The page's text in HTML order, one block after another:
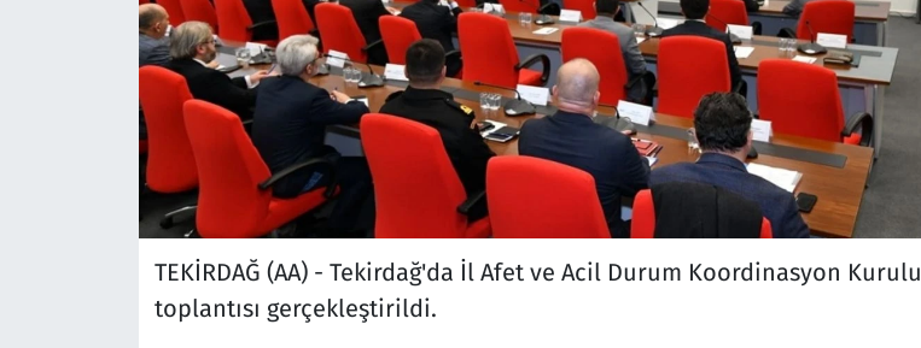
TEKİRDAĞ (AA) - Tekirdağ'da İl Afet ve Acil Durum Koordinasyon Kurulu
toplantısı gerçekleştirildi.